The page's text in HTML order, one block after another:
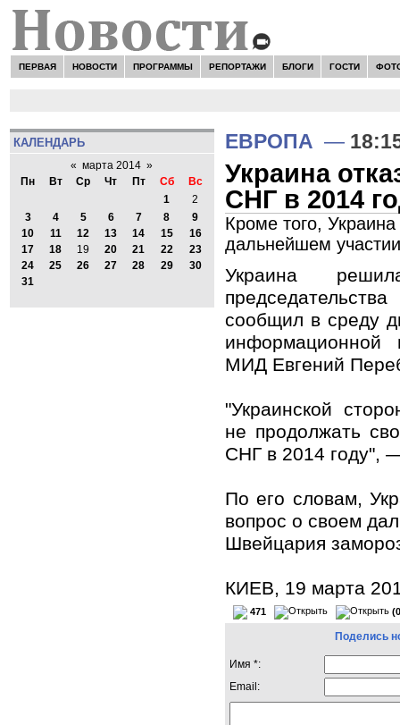
ПЕРВАЯ НОВОСТИ ПРОГРАММЫ РЕПОРТАЖИ БЛОГИ ГОСТИ
КАЛЕНДАРЬ
« марта 2014 »
Пн
Вт Ср Чт Пт Сб
Вс
1
2
3
4 5 6 7 8
9
10
11 12 13 14 15
16
17
18 19 20 21 22
23
24
25 26 27 28 29
30
31
ЕВРОПА —
Украина
СНГ в 2014
Кроме того,
дальнейшем
Украина
сообщил в среду
информационной
МИД Евгений
"Украинской
не продолжать
СНГ в 2014 году",
По его словам,
вопрос о своем
Швейцария
КИЕВ, 19 марта
471
Поделись
Имя *:
Email: